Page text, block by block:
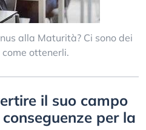
alla Maturità? Ci sono dei
ottenerli.
il suo campo
per la